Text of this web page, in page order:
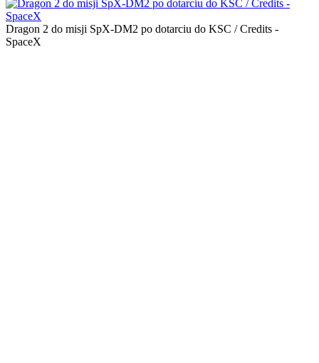
Dragon 2 do misji SpX-DM2 po dotarciu do KSC / Credits -
SpaceX